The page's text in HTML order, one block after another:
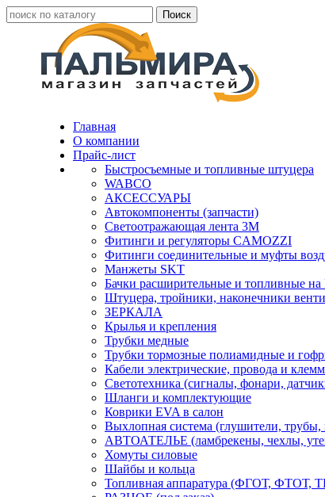
Главная
О компании
Прайс-лист
Быстросъемные и топливные штуцера
WABCO
АКСЕССУАРЫ
Автокомпоненты (запчасти)
Светоотражающая лента 3М
Фитинги и регуляторы CAMOZZI
Фитинги соединительные и муфты
Манжеты SKT
Бачки расширительные и топливные
Штуцера, тройники, наконечники
ЗЕРКАЛА
Крылья и крепления
Трубки медные
Трубки тормозные полиамидные и
Кабели электрические, провода и
Светотехника (сигналы, фонари,
Шланги и комплектующие
Коврики EVA в салон
Выхлопная система (глушители, трубы,
АВТОАТЕЛЬЕ (ламбрекены, чехлы,
Хомуты силовые
Шайбы и кольца
Топливная аппаратура (ФГОТ, ФТОТ,